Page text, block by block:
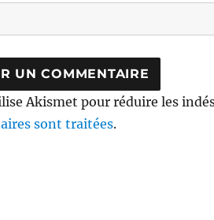
Akismet pour réduire les
sont traitées.